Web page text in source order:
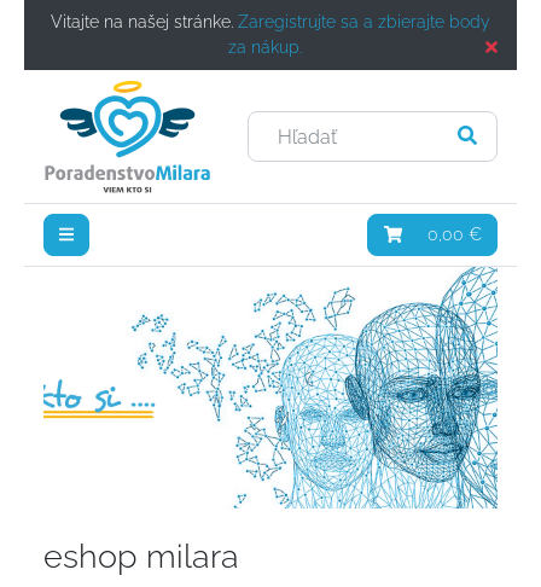
Vitajte na našej stránke. Zaregistrujte sa a zbierajte body
za nákup.
0,00 €
eshop milara